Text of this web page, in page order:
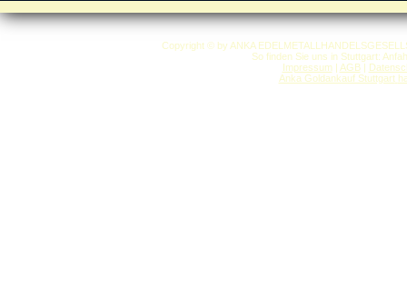
Copyright © by ANKA
So finden Sie uns in Stuttgart:
Impressum| AGB|
Anka Goldankauf Stuttgart